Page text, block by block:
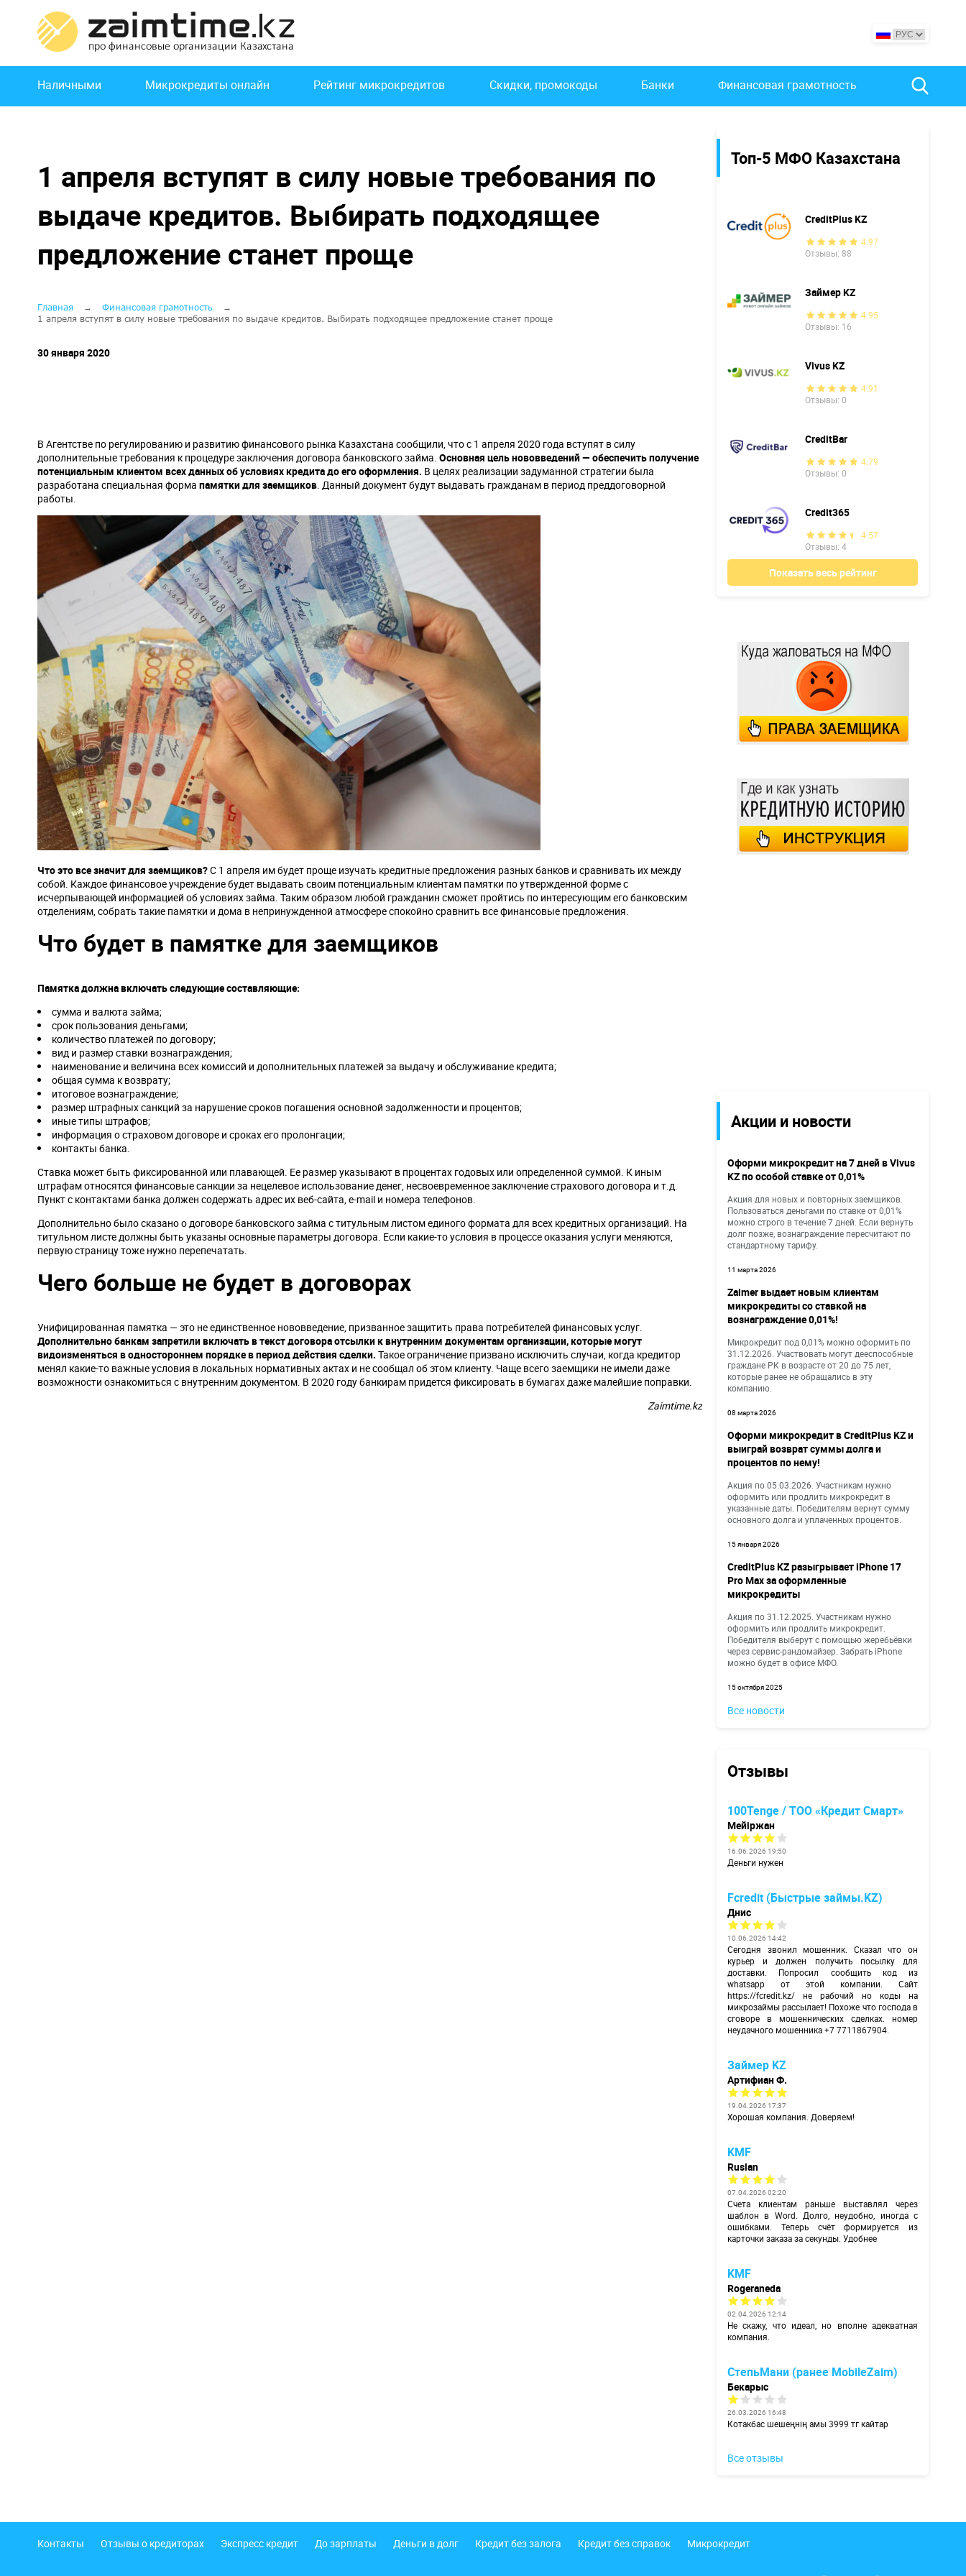
основному
содержанию
Основная
навигация
Наличными Микрокредиты онлайн Рейтинг микрокредитов Скидки, промокоды Банки Финансовая грамотность
Топ-5 МФО Казахстана
CreditPlus KZ
4.97
Отзывы: 88
Займер KZ
4.95
Отзывы: 16
Vivus KZ
4.91
Отзывы: 0
CreditBar
4.79
Отзывы: 0
Credit365
4.57
Отзывы: 4
Показать весь рейтинг
Акции и новости
Оформи микрокредит на 7 дней в Vivus
KZ по особой ставке от 0,01%
Акция для новых и повторных заемщиков.
Пользоваться деньгами по ставке от 0,01%
можно строго в течение 7 дней. Если вернуть
долг позже, вознаграждение пересчитают по
стандартному тарифу.
11 марта 2026
Zaimer выдает новым клиентам
микрокредиты со ставкой на
вознаграждение 0,01%!
Микрокредит под 0,01% можно оформить по
31.12.2026. Участвовать могут дееспособные
граждане РК в возрасте от 20 до 75 лет,
которые ранее не обращались в эту
компанию.
08 марта 2026
Оформи микрокредит в CreditPlus KZ и
выиграй возврат суммы долга и
процентов по нему!
Акция по 05.03.2026. Участникам нужно
оформить или продлить микрокредит в
указанные даты. Победителям вернут сумму
основного долга и уплаченных процентов.
15 января 2026
CreditPlus KZ разыгрывает iPhone 17
Pro Max за оформленные
микрокредиты
Акция по 31.12.2025. Участникам нужно
оформить или продлить микрокредит.
Победителя выберут с помощью жеребьёвки
через сервис-рандомайзер. Забрать iPhone
можно будет в офисе МФО.
15 октября 2025
Все новости
Отзывы
100Tenge / ТОО «Кредит Смарт»
Мейіржан
16.06.2026 19:50
Деньги нужен
Fcredit (Быстрые займы.KZ)
Днис
10.06.2026 14:42
Сегодня звонил мошенник. Сказал что он
курьер и должен получить посылку для
доставки. Попросил сообщить код из
whatsapp от этой компании. Сайт
https://fcredit.kz/ не рабочий но коды на
микрозаймы рассылает! Похоже что господа в
сговоре в мошеннических сделках. номер
неудачного мошенника +7 7711867904.
Займер KZ
Артифиан Ф.
19.04.2026 17:37
Хорошая компания. Доверяем!
KMF
Ruslan
07.04.2026 02:20
Счета клиентам раньше выставлял через
шаблон в Word. Долго, неудобно, иногда с
ошибками. Теперь счёт формируется из
карточки заказа за секунды. Удобнее
KMF
Rogeraneda
02.04.2026 12:14
Не скажу, что идеал, но вполне адекватная
компания.
СтепьМани (ранее MobileZaim)
Бекарыс
26.03.2026 16:48
Котакбас шешеңнің амы 3999 тг кайтар
Все отзывы
1 апреля вступят в силу новые требования по
выдаче кредитов. Выбирать подходящее
предложение станет проще
Строка
навигации
Главная
Финансовая грамотность
1 апреля вступят в силу новые требования по выдаче кредитов. Выбирать подходящее предложение станет проще
30 января 2020
В Агентстве по регулированию и развитию финансового рынка Казахстана сообщили, что с 1 апреля 2020 года вступят в силу
дополнительные требования к процедуре заключения договора банковского займа. Основная цель нововведений — обеспечить получение
потенциальным клиентом всех данных об условиях кредита до его оформления. В целях реализации задуманной стратегии была
разработана специальная форма памятки для заемщиков. Данный документ будут выдавать гражданам в период преддоговорной
работы.
Что это все значит для заемщиков?С 1 апреля им будет проще изучать кредитные предложения разных банков и сравнивать их между
собой. Каждое финансовое учреждение будет выдавать своим потенциальным клиентам памятки по утвержденной форме с
исчерпывающей информацией об условиях займа. Таким образом любой гражданин сможет пройтись по интересующим его банковским
отделениям, собрать такие памятки и дома в непринужденной атмосфере спокойно сравнить все финансовые предложения.
Что будет в памятке для заемщиков
Памятка должна включать следующие составляющие:
сумма и валюта займа;
срок пользования деньгами;
количество платежей по договору;
вид и размер ставки вознаграждения;
наименование и величина всех комиссий и дополнительных платежей за выдачу и обслуживание кредита;
общая сумма к возврату;
итоговое вознаграждение;
размер штрафных санкций за нарушение сроков погашения основной задолженности и процентов;
иные типы штрафов;
информация о страховом договоре и сроках его пролонгации;
контакты банка.
Ставка может быть фиксированной или плавающей. Ее размер указывают в процентах годовых или определенной суммой. К иным
штрафам относятся финансовые санкции за нецелевое использование денег, несвоевременное заключение страхового договора и т.д.
Пункт с контактами банка должен содержать адрес их веб-сайта, e-mail и номера телефонов.
Дополнительно было сказано о договоре банковского займа с титульным листом единого формата для всех кредитных организаций. На
титульном листе должны быть указаны основные параметры договора. Если какие-то условия в процессе оказания услуги меняются,
первую страницу тоже нужно перепечатать.
Чего больше не будет в договорах
Унифицированная памятка — это не единственное нововведение, призванное защитить права потребителей финансовых услуг.
Дополнительно банкам запретили включать в текст договора отсылки к внутренним документам организации, которые могут
видоизменяться в одностороннем порядке в период действия сделки. Такое ограничение призвано исключить случаи, когда кредитор
менял какие-то важные условия в локальных нормативных актах и не сообщал об этом клиенту. Чаще всего заемщики не имели даже
возможности ознакомиться с внутренним документом. В 2020 году банкирам придется фиксировать в бумагах даже малейшие поправки.
Zaimtime.kz
Подвал
Контакты Отзывы о кредиторах Экспресс кредит До зарплаты Деньги в долг Кредит без залога Кредит без справок Микрокредит